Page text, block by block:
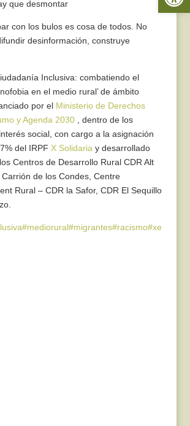
que desmontar
con los bulos es cosa de todos. No
desinformación, construye
Inclusiva: combatiendo el
en el medio rural’ de ámbito
por el Ministerio de Derechos
y Agenda 2030, dentro de los
social, con cargo a la asignación
del IRPF X Solidaria y desarrollado
Centros de Desarrollo Rural CDR Alt
de los Condes, Centre
Rural – CDR la Safor, CDR El Sequillo
#mediorural#migrantes#racismo#xe